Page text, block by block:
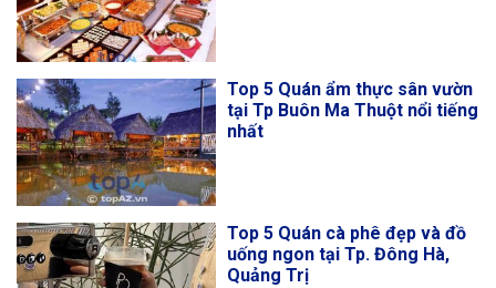
Top 5 Quán ẩm thực sân vườn
tại Tp Buôn Ma Thuột nổi tiếng
nhất
Top 5 Quán cà phê đẹp và đồ
uống ngon tại Tp. Đông Hà,
Quảng Trị